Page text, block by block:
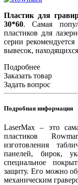
Пластик для
30*60. Самая
пластиков для
серии
вывесок,
Подробнее
Заказать товар
Задать вопрос
Подробная информация
LaserMax – это
пластиков
изготовления
панелей, бирок,
специальное
защиту. Его можно
механическим